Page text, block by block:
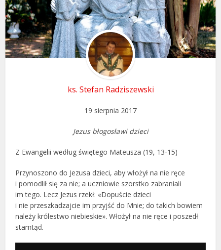
ks. Stefan Radziszewski
19 sierpnia 2017
Jezus błogosławi dzieci
Z Ewangelii według świętego Mateusza (19, 13-15)
Przynoszono do Jezusa dzieci, aby włożył na nie ręce
i pomodlił się za nie; a uczniowie szorstko zabraniali
im tego. Lecz Jezus rzekł: «Dopuście dzieci
i nie przeszkadzajcie im przyjść do Mnie; do takich bowiem
należy królestwo niebieskie». Włożył na nie ręce i poszedł
stamtąd.